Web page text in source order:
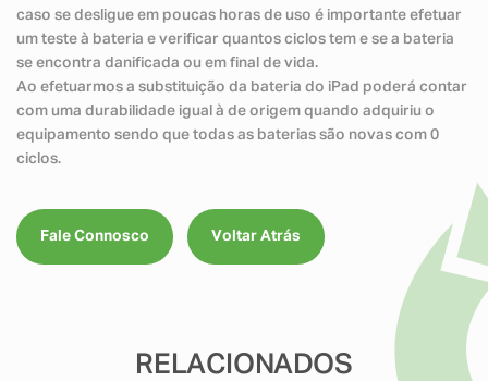
caso se desligue em poucas horas de uso é importante efetuar
um teste à bateria e verificar quantos ciclos tem e se a bateria
se encontra danificada ou em final de vida.
Ao efetuarmos a substituição da bateria do iPad poderá contar
com uma durabilidade igual à de origem quando adquiriu o
equipamento sendo que todas as baterias são novas com 0
ciclos.
Fale Connosco Voltar Atrás
RELACIONADOS